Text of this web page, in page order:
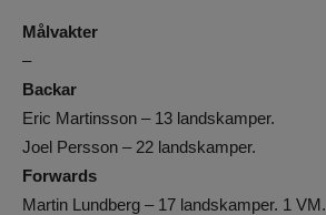
Målvakter
–
Backar
Eric Martinsson – 13 landskamper.
Joel Persson – 22 landskamper.
Forwards
Martin Lundberg – 17 landskamper. 1 VM.